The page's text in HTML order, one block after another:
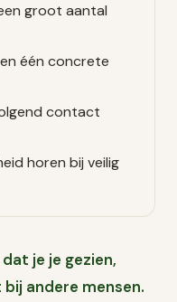
groot aantal
één concrete
contact
horen bij veilig
je je gezien,
andere mensen.